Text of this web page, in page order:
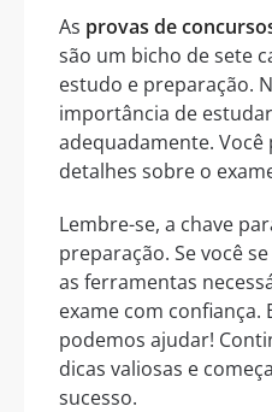
As provas de
são um bicho de sete
estudo e preparação.
importância de
adequadamente.
detalhes sobre o
Lembre-se, a chave
preparação. Se você
as ferramentas
exame com confiança.
podemos ajudar!
dicas valiosas e
sucesso.